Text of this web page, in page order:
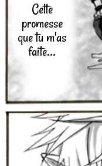
Cette
promesse
que tu m'as
faite...